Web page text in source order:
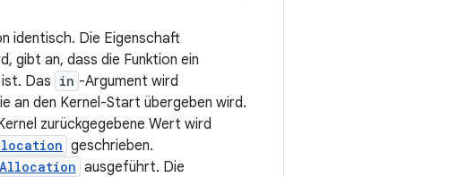
identisch. Die Eigenschaft
gibt an, dass die Funktion ein
Das in -Argument wird
an den Kernel-Start übergeben wird.
zurückgegebene Wert wird
geschrieben.
Allocation ausgeführt. Die